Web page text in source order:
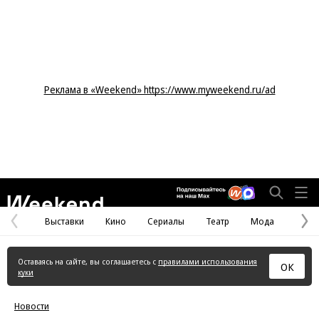
Реклама в «Weekend» https://www.myweekend.ru/ad
Предыдущая
страница
Выставки Кино Сериалы Театр Мода
Оставаясь на сайте, вы соглашаетесь с правилами использования
куки
ОК
Новости